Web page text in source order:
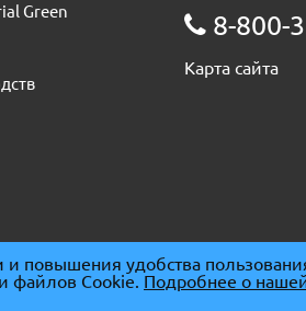
Green
8-800-
Карта сайта
| ОКПО 86678094
повышения удобства
файлов Cookie. Подробнее о